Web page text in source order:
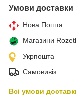
Умови доставки
Нова Пошта
Магазини
Укрпошта
Самовивіз
Всі умови